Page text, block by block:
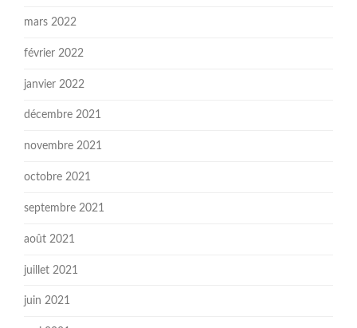
mars 2022
février 2022
janvier 2022
décembre 2021
novembre 2021
octobre 2021
septembre 2021
août 2021
juillet 2021
juin 2021